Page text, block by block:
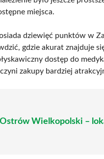
miejsca.
dziewięć punktów w
gdzie akurat znajduje
dostęp do
zakupy bardziej
Wielkopolski –